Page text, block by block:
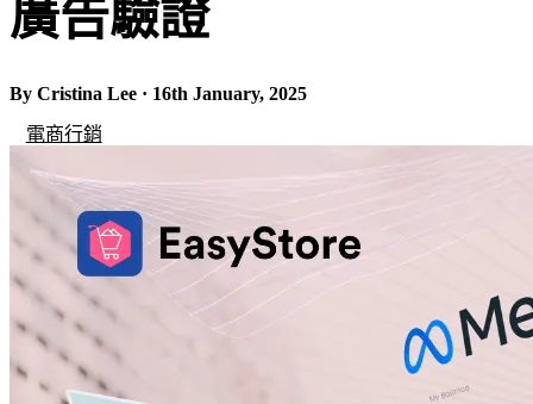
廣告驗證
By Cristina Lee · 16th January, 2025
電商行銷